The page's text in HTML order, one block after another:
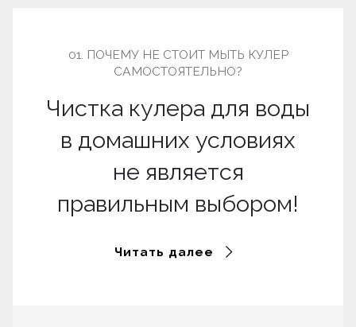
01. ПОЧЕМУ НЕ СТОИТ МЫТЬ КУЛЕР
САМОСТОЯТЕЛЬНО?
Чистка кулера для воды
в домашних условиях
не является
правильным выбором!
Читать далее